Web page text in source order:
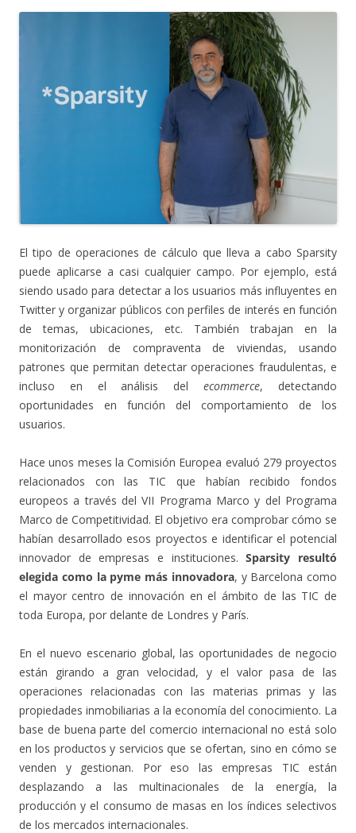
El tipo de operaciones de cálculo que lleva a cabo Sparsity
puede aplicarse a casi cualquier campo. Por ejemplo, está
siendo usado para detectar a los usuarios más influyentes en
Twitter y organizar públicos con perfiles de interés en función
de temas, ubicaciones, etc. También trabajan en la
monitorización de compraventa de viviendas, usando
patrones que permitan detectar operaciones fraudulentas, e
incluso en el análisis delecommerce, detectando
oportunidades en función del comportamiento de los
usuarios.
Hace unos meses la Comisión Europea evaluó 279 proyectos
relacionados con las TIC que habían recibido fondos
europeos a través del VII Programa Marco y del Programa
Marco de Competitividad. El objetivo era comprobar cómo se
habían desarrollado esos proyectos e identificar el potencial
innovador de empresas e instituciones.Sparsity resultó
elegida como la pyme más innovadora, y Barcelona como
el mayor centro de innovación en el ámbito de las TIC de
toda Europa, por delante de Londres y París.
En el nuevo escenario global, las oportunidades de negocio
están girando a gran velocidad, y el valor pasa de las
operaciones relacionadas con las materias primas y las
propiedades inmobiliarias a la economía del conocimiento. La
base de buena parte del comercio internacional no está solo
en los productos y servicios que se ofertan, sino en cómo se
venden y gestionan. Por eso las empresas TIC están
desplazando a las multinacionales de la energía, la
producción y el consumo de masas en los índices selectivos
de los mercados internacionales.